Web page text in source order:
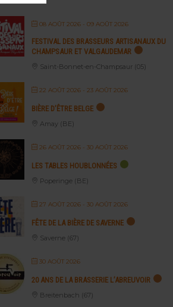
08 AOÛT 2026 - 09 AOÛT 2026
FESTIVAL DES BRASSEURS ARTISANAUX DU
CHAMPSAUR ET VALGAUDEMAR
Saint-Bonnet-en-Champsaur (05)
22 AOÛT 2026 - 23 AOÛT 2026
BIÈRE D’ÊTRE BELGE
Amay (BE)
26 AOÛT 2026 - 30 AOÛT 2026
LES TABLES HOUBLONNÉES
Poperinge (BE)
27 AOÛT 2026 - 30 AOÛT 2026
FÊTE DE LA BIÈRE DE SAVERNE
Saverne (67)
30 AOÛT 2026
20 ANS DE LA BRASSERIE L’ABREUVOIR
Breitenbach (67)